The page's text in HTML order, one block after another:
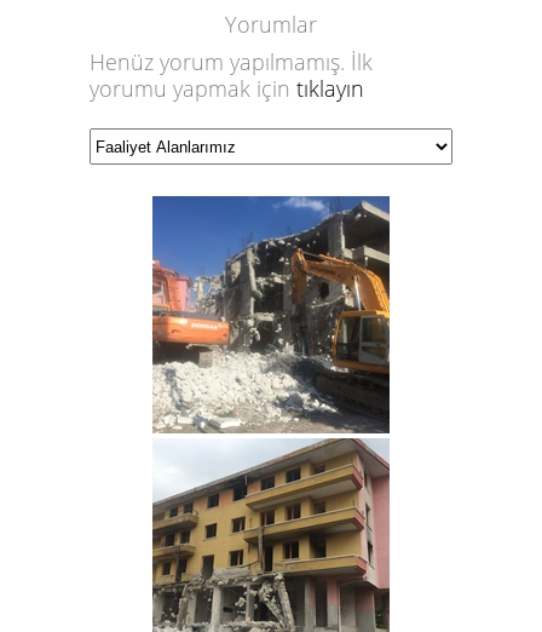
Yorumlar
Henüz yorum yapılmamış. İlk
yorumu yapmak için tıklayın